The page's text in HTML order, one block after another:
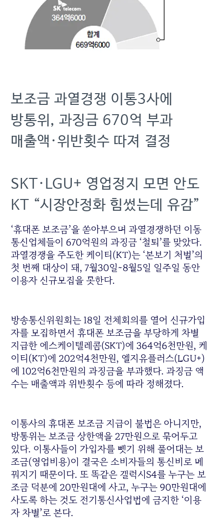
보조금 과열경쟁 이통3사에
방통위, 과징금 670억 부과
매출액·위반횟수 따져 결정
SKT·LGU+ 영업정지 모면 안도
KT “시장안정화 힘썼는데 유감”
‘휴대폰 보조금’을 쏟아부으며 과열경쟁하던 이동
통신업체들이 670억원의 과징금 ‘철퇴’를 맞았다.
과열경쟁을 주도한 케이티(KT)는 ‘본보기 처벌’의
첫 번째 대상이 돼, 7월30일~8월5일 일주일 동안
이용자 신규모집을 못한다.
방송통신위원회는 18일 전체회의를 열어 신규가입
자를 모집하면서 휴대폰 보조금을 부당하게 차별
지급한 에스케이텔레콤(SKT)에 364억6천만원, 케
이티(KT)에 202억4천만원, 엘지유플러스(LGU+)
에 102억6천만원의 과징금을 부과했다. 과징금 액
수는 매출액과 위반횟수 등에 따라 정해졌다.
이통사의 휴대폰 보조금 지급이 불법은 아니지만,
방통위는 보조금 상한액을 27만원으로 묶어두고
있다. 이통사들이 가입자를 뺏기 위해 풀어대는 보
조금(영업비용)이 결국은 소비자들의 통신비로 메
꿔지기 때문이다. 또 똑같은 갤럭시S4를 누구는 보
조금 덕분에 20만원대에 사고, 누구는 90만원대에
사도록 하는 것도 전기통신사업법에 금지한 ‘이용
자 차별’로 본다.